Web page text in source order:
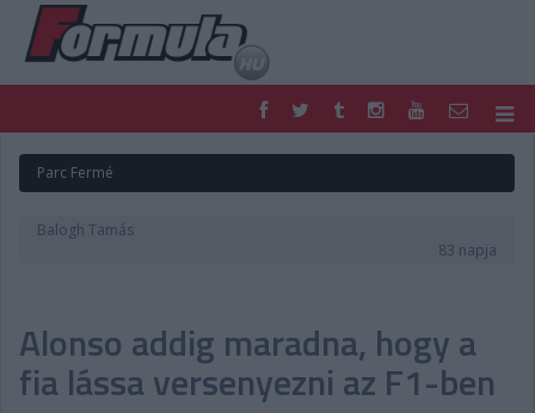
FORMULA
MOTOR
NEMZETKÖZI
DIGITÁLIS MAGAZIN
PONTÁLLÁSOK
VERSENYNAPTÁRAK
Parc Fermé
Balogh Tamás
83 napja
Alonso addig maradna, hogy a
fia lássa versenyezni az F1-ben